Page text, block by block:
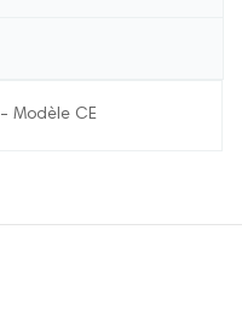
Modèle CE